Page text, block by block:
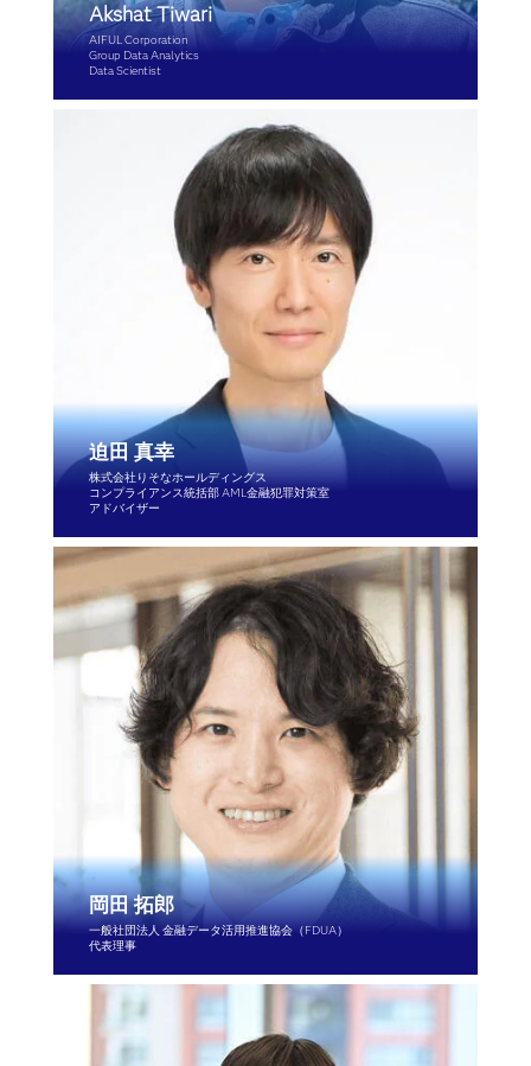
Akshat Tiwari
AIFUL Corporation
Group Data Analytics
Data Scientist
迫田 真幸
株式会社りそなホールディングス
コンプライアンス統括部 AML金融犯罪対策室
アドバイザー
岡田 拓郎
一般社団法人 金融データ活用推進協会（FDUA）
代表理事